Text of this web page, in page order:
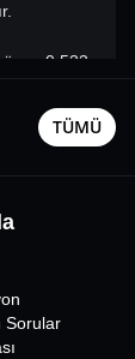
0 533
TÜMÜ
17
İstanbul
Sorular